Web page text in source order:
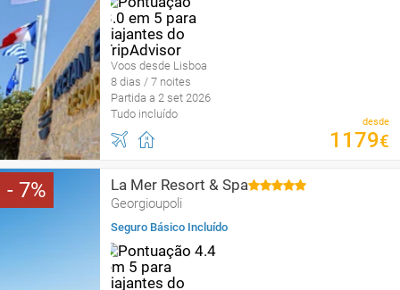
Voos desde Lisboa
8 dias / 7 noites
Partida a 2 set 2026
Tudo incluído
desde
1179€
7 La Mer Resort & Spa
Georgioupoli
Seguro Básico Incluído